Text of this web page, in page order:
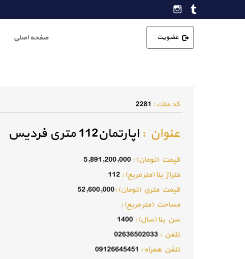
عضویت صفحه اصلی
كد ملك : 2281
عنوان :اپارتمان112 متری فردیس
قيمت (تومان) : 5,891,200,000
متراژ بنا (متر مربع) : 112
قيمت متري (تومان) :52,600,000
مساحت (متر مربع) :
سن بنا (سال) : 1400
تلفن : 02636502033
تلفن همراه : 09126645451